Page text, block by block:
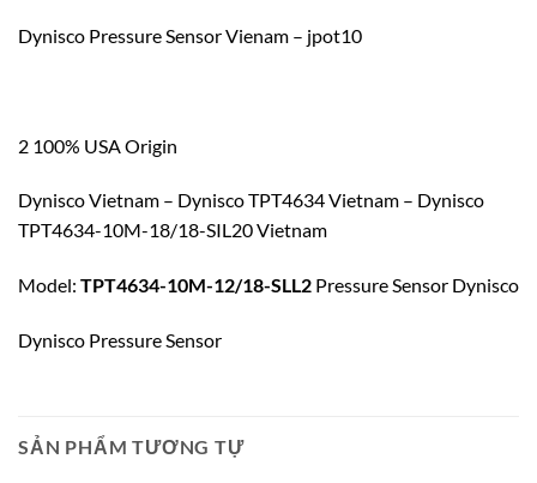
Dynisco Pressure Sensor Vienam – jpot10
2 100% USA Origin
Dynisco Vietnam – Dynisco TPT4634 Vietnam – Dynisco
TPT4634-10M-18/18-SIL20 Vietnam
Model: TPT4634-10M-12/18-SLL2 Pressure Sensor Dynisco
Dynisco Pressure Sensor
SẢN PHẨM TƯƠNG TỰ